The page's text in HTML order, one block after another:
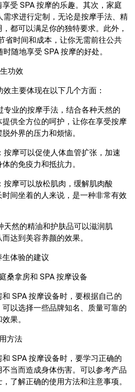
受 SPA 按摩的乐趣。其次，家庭
需求进行定制，无论是按摩手法、精
都可以满足你的独特要求。此外，
省时间和成本，让你无需前往公共
随地享受 SPA 按摩的好处。
功效
主要体现在以下几个方面：
业的按摩手法，结合各种天然的
供全方位的呵护，让你在享受按摩
外界的压力和烦恼。
摩可以促使人体血管扩张，加速
的免疫力和抵抗力。
摩可以放松肌肉，缓解肌肉酸
间坐着的人来说，是一种非常有效
然的精油和护肤品可以滋润肌
达到美容养颜的效果。
体验的建议
拿房和 SPA 按摩设备
SPA 按摩设备时，要根据自己的
以选择一些品牌知名、质量可靠的
果。
方法
SPA 按摩设备时，要学习正确的
当而造成身体伤害。可以参考产品
了解正确的使用方法和注意事项。